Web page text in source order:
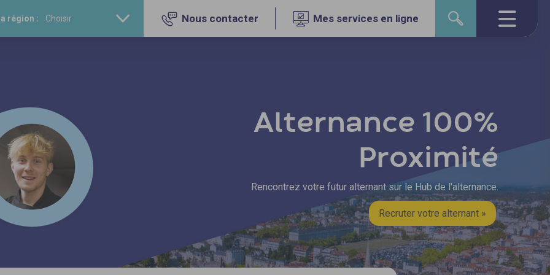
région : Nous contacter Mes services en ligne
Alternance 100%
Proximité
Rencontrez votre futur alternant sur le Hub de l'alternance.
Recruter votre alternant »